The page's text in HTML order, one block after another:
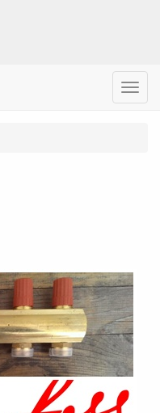
Menu